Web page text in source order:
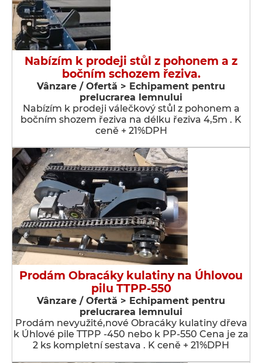
Nabízím k prodeji stůl z pohonem a z
bočním schozem řeziva.
Vânzare / Ofertă > Echipament pentru
prelucrarea lemnului
Nabízím k prodeji válečkový stůl z pohonem a
bočním shozem řeziva na délku řeziva 4,5m . K
ceně + 21%DPH
Prodám Obracáky kulatiny na Úhlovou
pilu TTPP-550
Vânzare / Ofertă > Echipament pentru
prelucrarea lemnului
Prodám nevyužité,nové Obracáky kulatiny dřeva
k Úhlové pile TTPP -450 nebo k PP-550 Cena je za
2 ks kompletní sestava . K ceně + 21%DPH